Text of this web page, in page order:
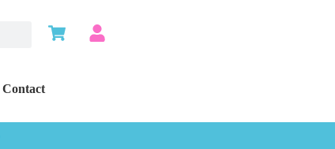
Contact